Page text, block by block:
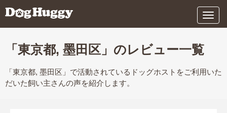
メ
ニ
「東京都, 墨田区」のレビュー一覧
「東京都, 墨田区」で活動されているドッグホストをご利用いた
だいた飼い主さんの声を紹介します。